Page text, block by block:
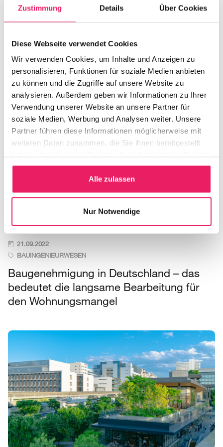
Zustimmung Details Über Cookies
Diese Webseite verwendet Cookies
Wir verwenden Cookies, um Inhalte und Anzeigen zu
personalisieren, Funktionen für soziale Medien anbieten
zu können und die Zugriffe auf unsere Website zu
analysieren. Außerdem geben wir Informationen zu Ihrer
Verwendung unserer Website an unsere Partner für
soziale Medien, Werbung und Analysen weiter. Unsere
Partner führen diese Informationen möglicherweise mit
weiteren Daten zusammen, die Sie ihnen bereitgestellt
gesammelt haben.
Alle zulassen
Nur Notwendige
BAUINGENIEURWESEN
Unsere Spezialisierung als
Personalberatung: die Baubranche
21.09.2022
BAUINGENIEURWESEN
Baugenehmigung in Deutschland – das
bedeutet die langsame Bearbeitung für
den Wohnungsmangel